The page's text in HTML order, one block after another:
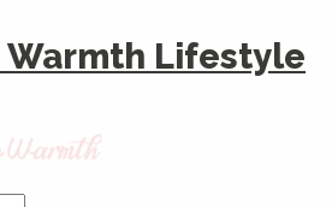
Warmth Lifestyle